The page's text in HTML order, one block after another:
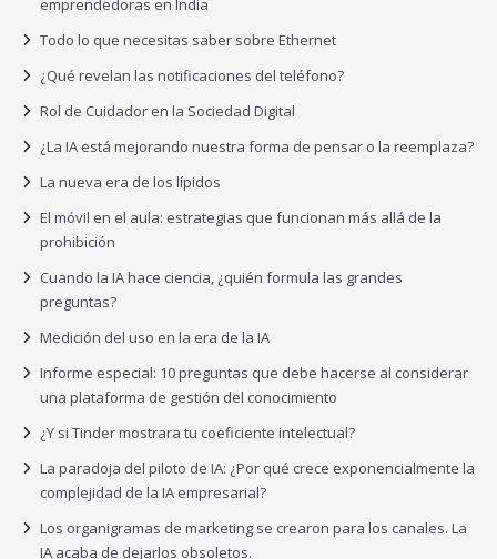
emprendedoras en India
Todo lo que necesitas saber sobre Ethernet
¿Qué revelan las notificaciones del teléfono?
Rol de Cuidador en la Sociedad Digital
¿La IA está mejorando nuestra forma de pensar o la reemplaza?
La nueva era de los lípidos
El móvil en el aula: estrategias que funcionan más allá de la
prohibición
Cuando la IA hace ciencia, ¿quién formula las grandes
preguntas?
Medición del uso en la era de la IA
Informe especial: 10 preguntas que debe hacerse al considerar
una plataforma de gestión del conocimiento
¿Y si Tinder mostrara tu coeficiente intelectual?
La paradoja del piloto de IA: ¿Por qué crece exponencialmente la
complejidad de la IA empresarial?
Los organigramas de marketing se crearon para los canales. La
IA acaba de dejarlos obsoletos.